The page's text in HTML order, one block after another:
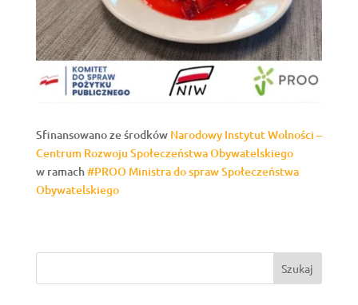
Sfinansowano ze środkówNarodowy Instytut Wolności –
Centrum Rozwoju Społeczeństwa Obywatelskiego
w ramach#PROOMinistra do spraw Społeczeństwa
Obywatelskiego